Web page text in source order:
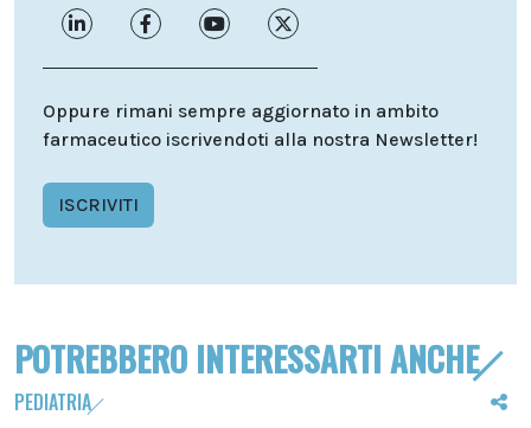
Oppure rimani sempre aggiornato in ambito
farmaceutico iscrivendoti alla nostra Newsletter!
ISCRIVITI
POTREBBERO INTERESSARTI ANCHE
PEDIATRIA